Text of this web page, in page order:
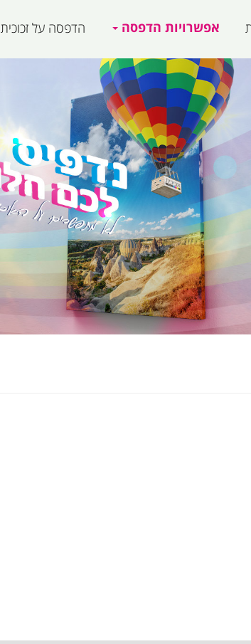
אפשרויות הדפסה הדפסה על זכוכית